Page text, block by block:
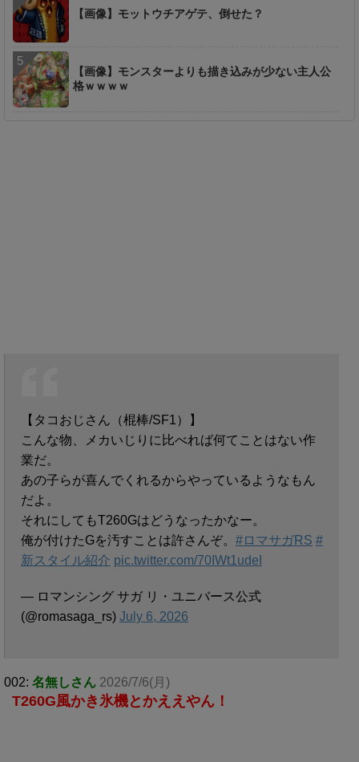
【画像】モットウチアゲテ、倒せた？
【画像】モンスターよりも描き込みが少ない主人公
格ｗｗｗｗ
【タコおじさん（棍棒/SF1）】
こんな物、メカいじりに比べれば何てことはない作
業だ。
あの子らが喜んでくれるからやっているようなもん
だよ。
それにしてもT260Gはどうなったかなー。
俺が付けたGを汚すことは許さんぞ。 #ロマサガRS #
新スタイル紹介 pic.twitter.com/70IWt1udeI
— ロマンシング サガ リ・ユニバース公式
(@romasaga_rs) July 6, 2026
002: 名無しさん 2026/7/6(月)
T260G風かき氷機とかええやん！